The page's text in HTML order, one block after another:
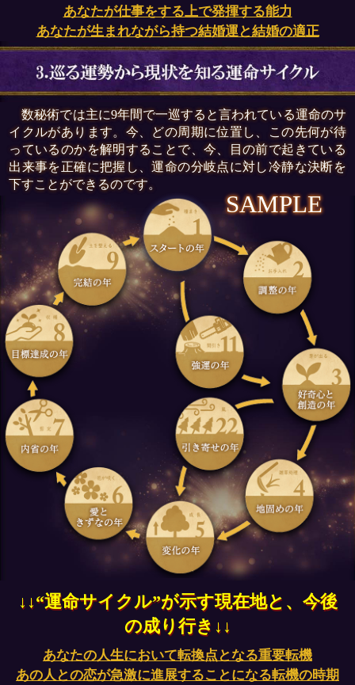
あなたが仕事をする上で発揮する能力
あなたが生まれながら持つ結婚運と結婚の適正
数秘術では主に9年間で一巡すると言われている運命のサ
イクルがあります。今、どの周期に位置し、この先何が待
っているのかを解明することで、今、目の前で起きている
出来事を正確に把握し、運命の分岐点に対し冷静な決断を
下すことができるのです。
SAMPLE
↓↓“運命サイクル”が示す現在地と、今後
の成り行き↓↓
あなたの人生において転換点となる重要転機
あの人との恋が急激に進展することになる転機の時期